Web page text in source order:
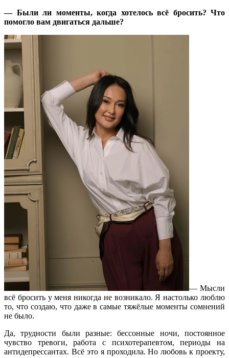
— Были ли моменты, когда хотелось всё бросить? Что
помогло вам двигаться дальше?
— Мысли
всё бросить у меня никогда не возникало. Я настолько люблю
то, что создаю, что даже в самые тяжёлые моменты сомнений
не было.
Да, трудности были разные: бессонные ночи, постоянное
чувство тревоги, работа с психотерапевтом, периоды на
антидепрессантах. Всё это я проходила. Но любовь к проекту,